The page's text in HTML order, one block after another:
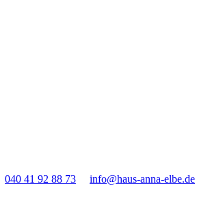
040 41 92 88 73
info@haus-anna-elbe.de